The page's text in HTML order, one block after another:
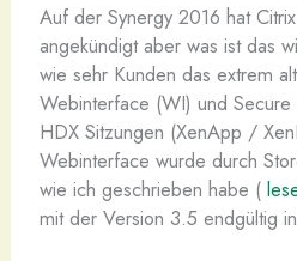
Auf der Synergy 2016 hat Citrix
angekündigt aber was ist das
wie sehr Kunden das extrem
Webinterface (WI) und
HDX Sitzungen (XenApp /
Webinterface wurde durch
wie ich geschrieben habe (
mit der Version 3.5 endgültig